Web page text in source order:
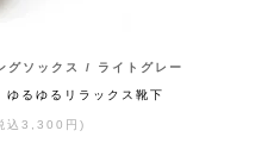
グソックス / ライトグレー
ゆるゆるリラックス靴下
込3,300円)